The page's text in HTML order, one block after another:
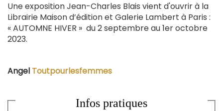
Une exposition Jean-Charles Blais vient d'ouvrir à la
Librairie Maison d’édition et Galerie Lambert à Paris :
« AUTOMNE HIVER » du 2 septembre au 1er octobre
2023.
Angel Toutpourlesfemmes
Infos pratiques